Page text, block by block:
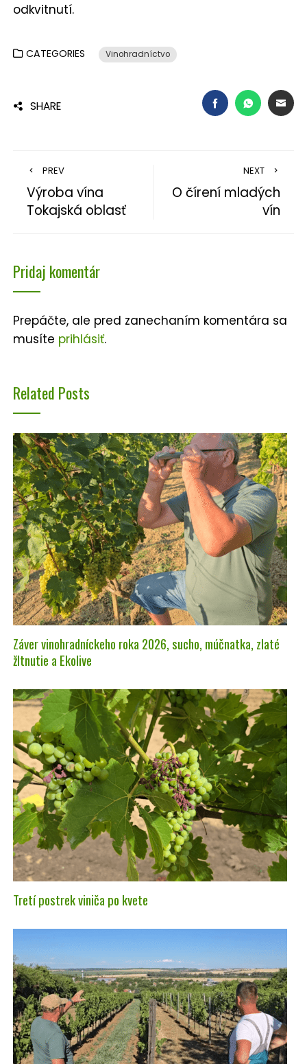
odkvitnutí.
CATEGORIES Vinohradníctvo
SHARE FACEBOOK
PREV
Výroba vína
Tokajská oblasť
NEXT
O čírení mladých
vín
Pridaj komentár
Prepáčte, ale pred zanechaním komentára sa
musíte prihlásiť.
Related Posts
Záver vinohradníckeho roka 2026, sucho, múčnatka, zlaté
žltnutie a Ekolive
Tretí postrek viniča po kvete